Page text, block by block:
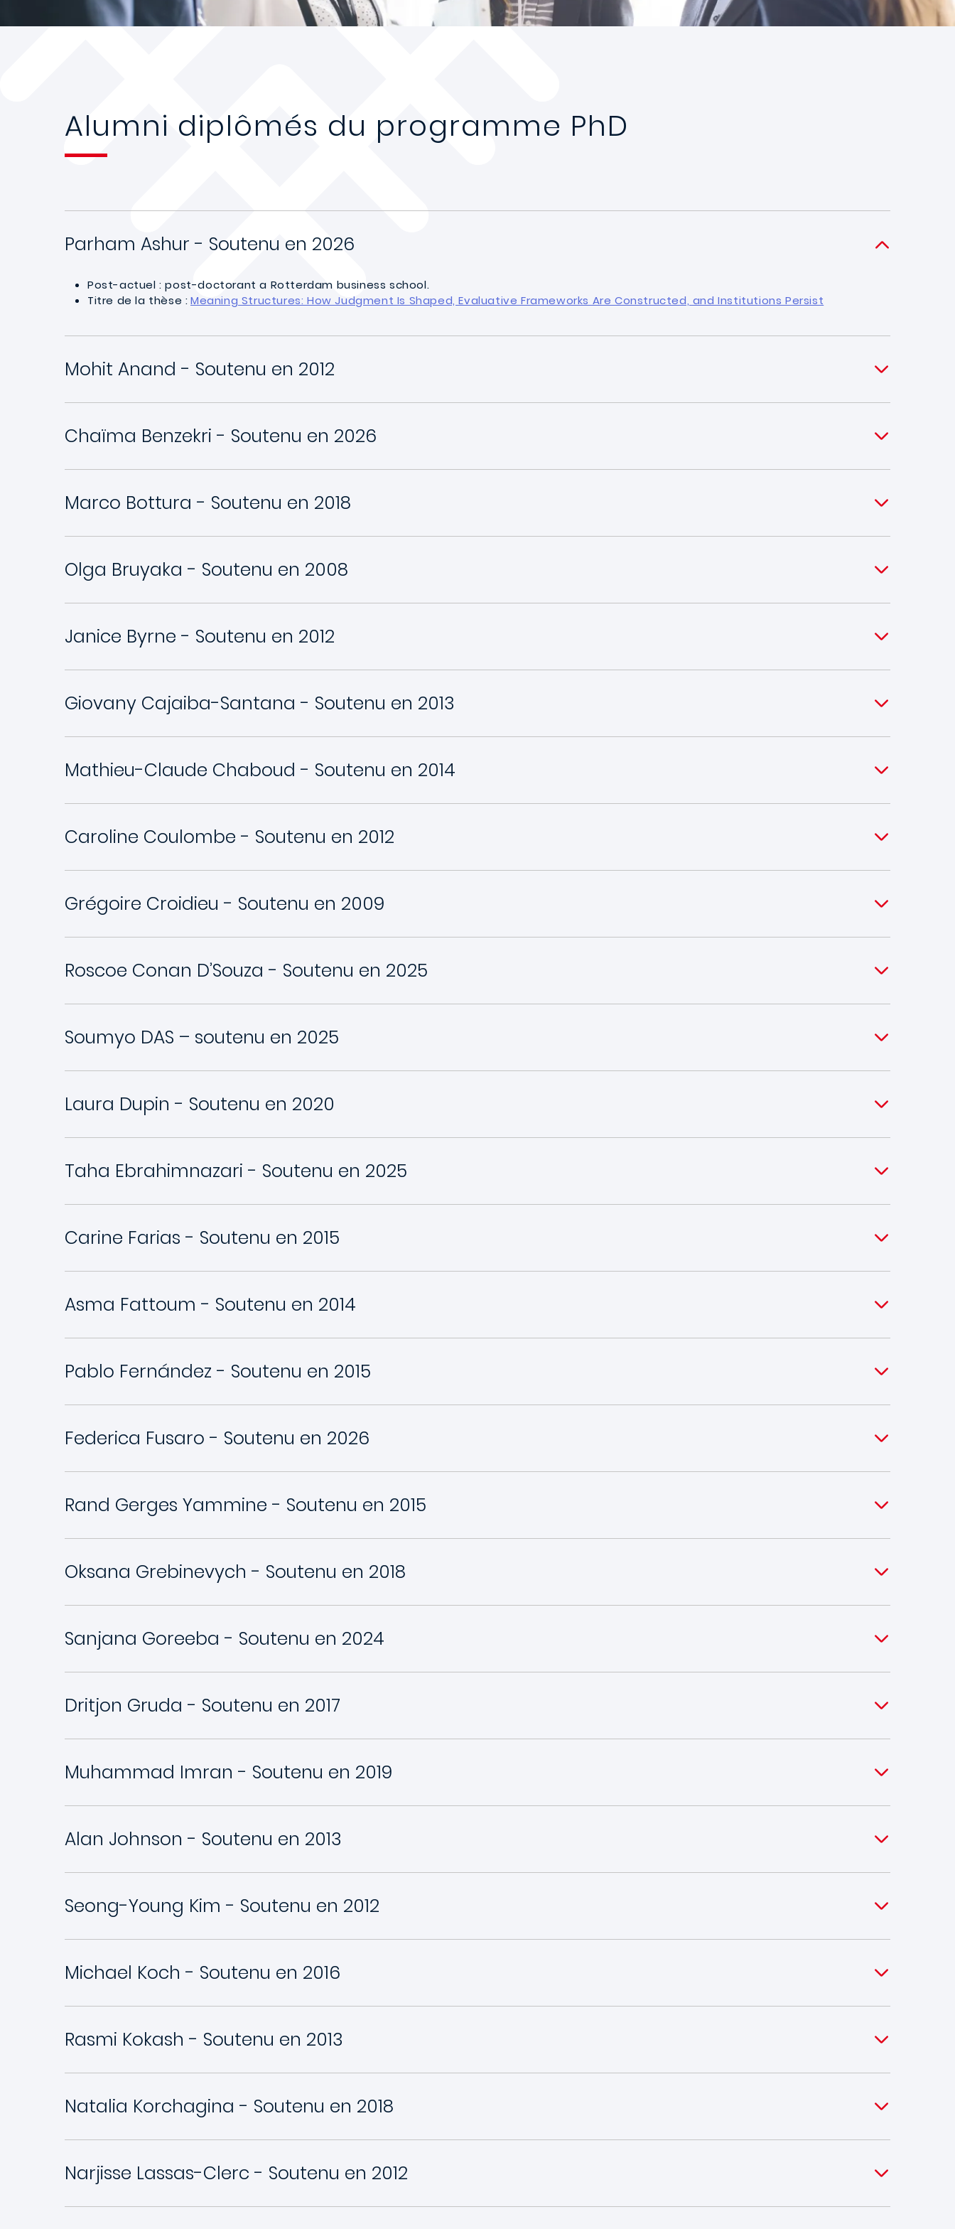
Alumni diplômés du programme PhD
Parham Ashur - Soutenu en 2026
Post-actuel :post-doctorant a Rotterdam business school.
Titre de la thèse : Meaning Structures: How Judgment Is Shaped, Evaluative Frameworks Are Constructed, and Institutions Persist
Mohit Anand - Soutenu en 2012
Chaïma Benzekri - Soutenu en 2026
Marco Bottura - Soutenu en 2018
Olga Bruyaka - Soutenu en 2008
Janice Byrne - Soutenu en 2012
Giovany Cajaiba-Santana - Soutenu en 2013
Mathieu-Claude Chaboud - Soutenu en 2014
Caroline Coulombe - Soutenu en 2012
Grégoire Croidieu - Soutenu en 2009
Roscoe Conan D’Souza - Soutenu en 2025
Soumyo DAS – soutenu en 2025
Laura Dupin - Soutenu en 2020
Taha Ebrahimnazari - Soutenu en 2025
Carine Farias - Soutenu en 2015
Asma Fattoum - Soutenu en 2014
Pablo Fernández - Soutenu en 2015
Federica Fusaro - Soutenu en 2026
Rand Gerges Yammine - Soutenu en 2015
Oksana Grebinevych - Soutenu en 2018
Sanjana Goreeba - Soutenu en 2024
Dritjon Gruda - Soutenu en 2017
Muhammad Imran - Soutenu en 2019
Alan Johnson - Soutenu en 2013
Seong-Young Kim - Soutenu en 2012
Michael Koch - Soutenu en 2016
Rasmi Kokash - Soutenu en 2013
Natalia Korchagina - Soutenu en 2018
Narjisse Lassas-Clerc - Soutenu en 2012